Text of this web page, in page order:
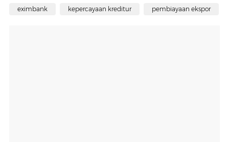
eximbank kepercayaan kreditur pembiayaan ekspor